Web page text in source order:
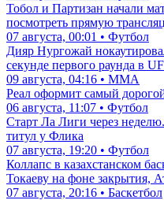
Тобол и Партизан начали
посмотреть прямую
07 августа, 00:01 • Футбол
Дияр Нургожай
секунде первого раунда в
09 августа, 04:16 • ММА
Реал оформит самый
06 августа, 11:07 • Футбол
Старт Ла Лиги через
титул у Флика
07 августа, 19:20 • Футбол
Коллапс в казахстанском
Токаеву на фоне закрытия,
07 августа, 20:16 • Баскетбол